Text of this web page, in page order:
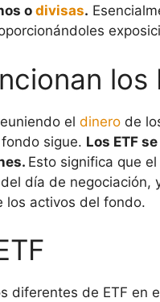
odivisas.
los
el dinero de
sigue. Los ETF
Esto significa que
día de
los activos del fondo.
diferentes de ETF en